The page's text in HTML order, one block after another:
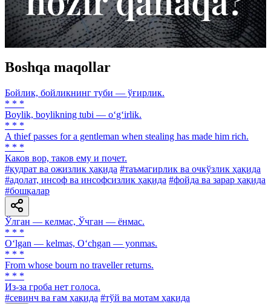
Boshqa maqollar
Бойлик, бойликнинг туби — ўғирлик.
* * *
Boylik, boylikning tubi — o‘g‘irlik.
* * *
A thief passes for a gentleman when stealing has made him rich.
* * *
Каков вор, таков ему и почет.
#қудрат ва ожизлик ҳақида #таъмагирлик ва очкўзлик ҳақида
#адолат, инсоф ва инсофсизлик ҳақида #фойда ва зарар ҳақида
#бошқалар
Ўлган — келмас, Ўчган — ёнмас.
* * *
O‘lgan — kelmas, O‘chgan — yonmas.
* * *
From whose bourn no traveller returns.
* * *
Из-за гроба нет голоса.
#севинч ва ғам ҳақида #тўй ва мотам ҳақида